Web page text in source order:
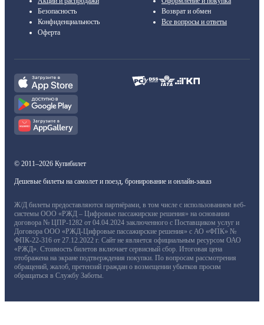
Безопасность
Конфиденциальность
Оферта
Возврат и обмен
Все вопросы и ответы
© 2011–2026 Купибилет
Дешевые билеты на самолет и поезд, бронирование и онлайн-заказ
Ж/Д билеты предоставляются партнёрами, в том числе с использованием веб-
системы ООО «РЖД – Цифровые пассажирские решения» на основании
договора № ЦПР-1282 от 04.04.2024 заключенного с Поставщиком услуг и
Договора ООО «РЖД-Цифровые пассажирские решения» с АО «ФПК» №
ФПК-22-316 от 27.12.2022 г. Сайт не является официальным ресурсом ОАО
«РЖД». Стоимость билетов включает сервисный сбор. Итоговая цена
отображена на экране подтверждения покупки. По вопросам рассмотрения
обращений, жалоб, претензий граждан о возмещении убытков просим
обращаться в Службу Заботы.